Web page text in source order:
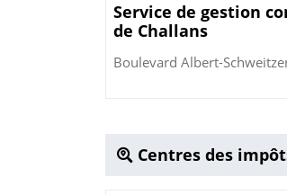
Service de gestion
de Challans
Boulevard Albert-
Centres des